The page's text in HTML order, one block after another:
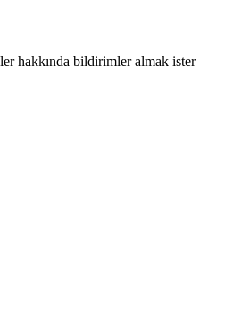
hakkında bildirimler almak ister